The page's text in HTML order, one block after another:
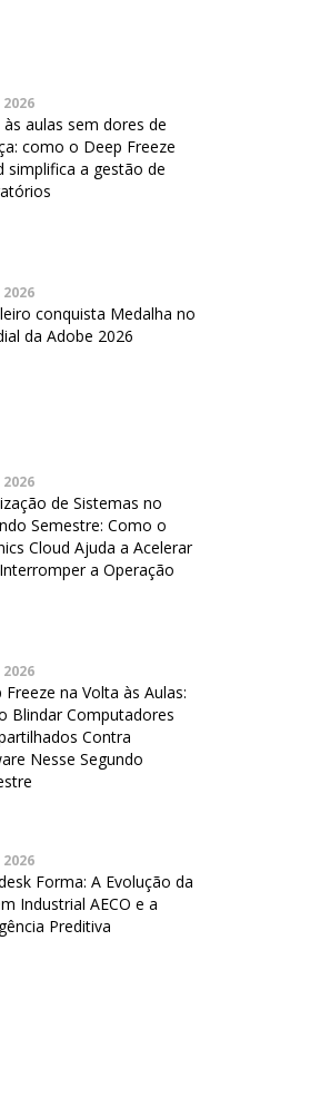
às aulas sem dores de
como o Deep Freeze
simplifica a gestão de
conquista Medalha no
da Adobe 2026
de Sistemas no
Semestre: Como o
Cloud Ajuda a Acelerar
a Operação
Freeze na Volta às Aulas:
Blindar Computadores
Contra
Nesse Segundo
Forma: A Evolução da
Industrial AECO e a
Preditiva